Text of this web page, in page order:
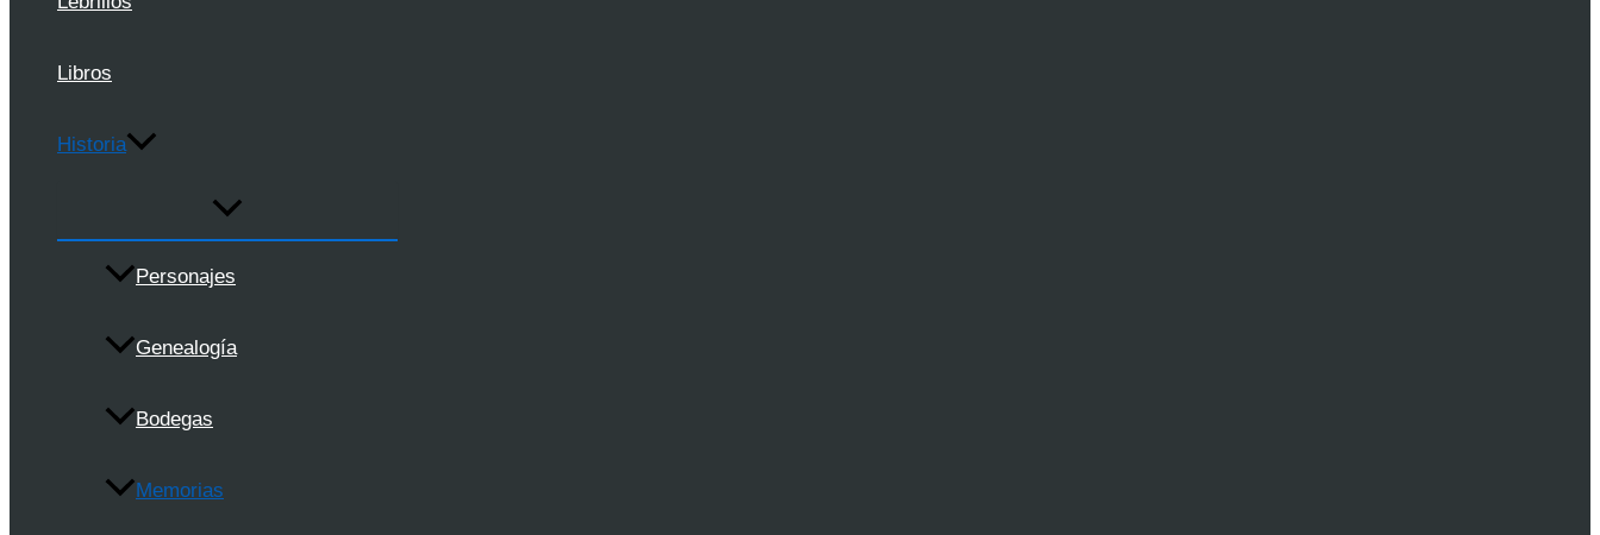
Libros
Historia
Personajes
Genealogía
Bodegas
Memorias